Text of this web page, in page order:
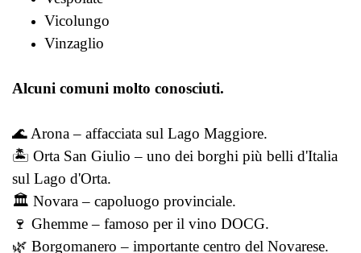
Vicolungo
Vinzaglio
Alcuni comuni molto conosciuti.
🌊 Arona – affacciata sul Lago Maggiore.
🏝️ Orta San Giulio – uno dei borghi più belli d'Italia
sul Lago d'Orta.
🏛️ Novara – capoluogo provinciale.
🍷 Ghemme – famoso per il vino DOCG.
🌿 Borgomanero – importante centro del Novarese.